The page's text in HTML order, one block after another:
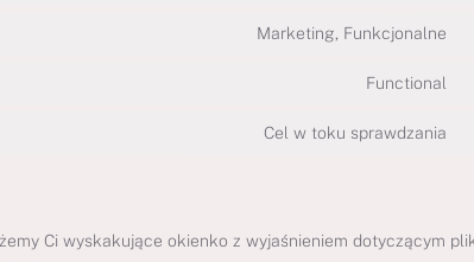
Marketing, Funkcjonalne
Functional
Cel w toku sprawdzania
Ci wyskakujące okienko z wyjaśnieniem dotyczącym